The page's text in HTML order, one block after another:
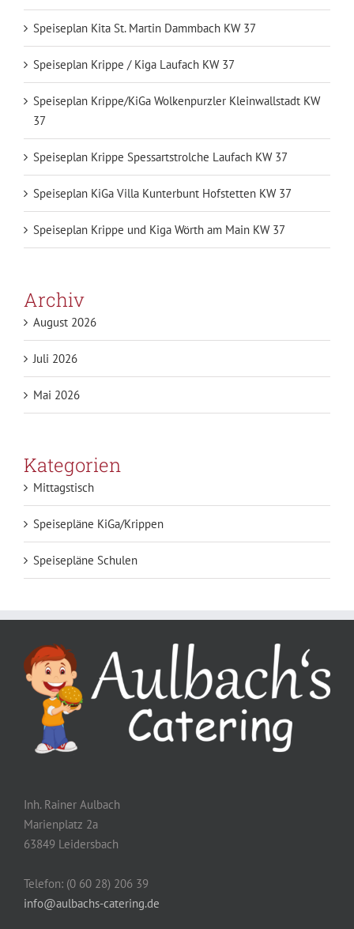
Speiseplan Kita St. Martin Dammbach KW 37
Speiseplan Krippe / Kiga Laufach KW 37
Speiseplan Krippe/KiGa Wolkenpurzler Kleinwallstadt KW
37
Speiseplan Krippe Spessartstrolche Laufach KW 37
Speiseplan KiGa Villa Kunterbunt Hofstetten KW 37
Speiseplan Krippe und Kiga Wörth am Main KW 37
Archiv
August 2026
Juli 2026
Mai 2026
Kategorien
Mittagstisch
Speisepläne KiGa/Krippen
Speisepläne Schulen
Inh. Rainer Aulbach
Marienplatz 2a
63849 Leidersbach
Telefon: (0 60 28) 206 39
info@aulbachs-catering.de